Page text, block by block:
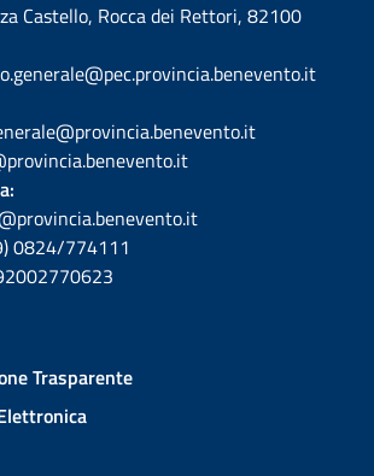
Castello, Rocca dei Rettori, 82100
0824/774111
Trasparente